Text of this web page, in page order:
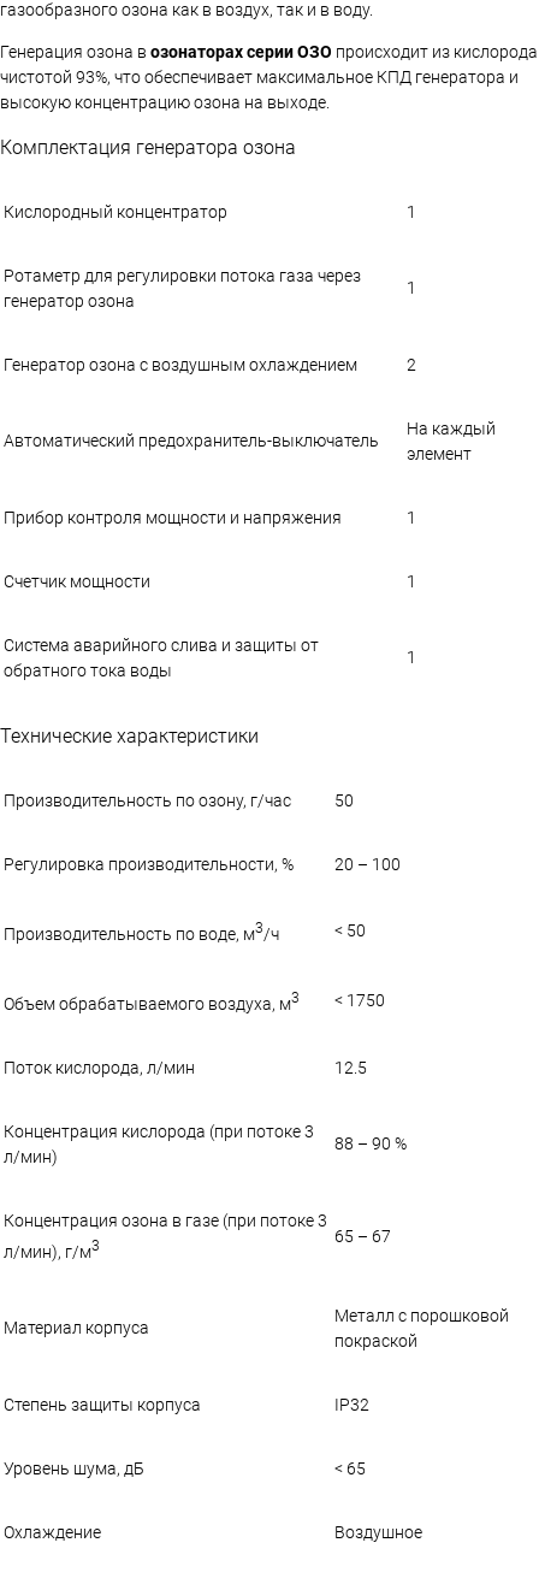
газообразного озона как в воздух, так и в воду.
Генерация озона в озонаторах серии ОЗО происходит из кислорода
чистотой 93%, что обеспечивает максимальное КПД генератора и
высокую концентрацию озона на выходе.
Комплектация генератора озона
Кислородный концентратор 1
Ротаметр для регулировки потока газа через
генератор озона
1
Генератор озона с воздушным охлаждением 2
Автоматический предохранитель-выключатель
На каждый
элемент
Прибор контроля мощности и напряжения 1
Счетчик мощности 1
Система аварийного слива и защиты от
обратного тока воды
1
Технические характеристики
Производительность по озону, г/час 50
Регулировка производительности, % 20 – 100
Производительность по воде, м3/ч < 50
Объем обрабатываемого воздуха, м3 < 1750
Поток кислорода, л/мин 12.5
Концентрация кислорода (при потоке 3
л/мин)
88 – 90 %
Концентрация озона в газе (при потоке 3
л/мин), г/м3 65 – 67
Материал корпуса
Металл с порошковой
покраской
Степень защиты корпуса IP32
Уровень шума, дБ < 65
Охлаждение Воздушное